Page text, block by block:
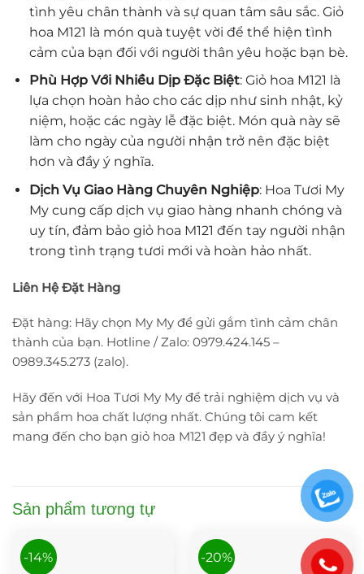
tình yêu chân thành và sự quan tâm sâu sắc. Giỏ
hoa M121 là món quà tuyệt vời để thể hiện tình
cảm của bạn đối với người thân yêu hoặc bạn bè.
Phù Hợp Với Nhiều Dịp Đặc Biệt: Giỏ hoa M121 là
lựa chọn hoàn hảo cho các dịp như sinh nhật, kỷ
niệm, hoặc các ngày lễ đặc biệt. Món quà này sẽ
làm cho ngày của người nhận trở nên đặc biệt
hơn và đầy ý nghĩa.
Dịch Vụ Giao Hàng Chuyên Nghiệp: Hoa Tươi My
My cung cấp dịch vụ giao hàng nhanh chóng và
uy tín, đảm bảo giỏ hoa M121 đến tay người nhận
trong tình trạng tươi mới và hoàn hảo nhất.
Liên Hệ Đặt Hàng
Đặt hàng: Hãy chọn My My để gửi gắm tình cảm chân
thành của bạn. Hotline / Zalo: 0979.424.145 –
0989.345.273 (zalo).
Hãy đến với Hoa Tươi My My để trải nghiệm dịch vụ và
sản phẩm hoa chất lượng nhất. Chúng tôi cam kết
mang đến cho bạn giỏ hoa M121 đẹp và đầy ý nghĩa!
Sản phẩm tương tự
-14% -20%